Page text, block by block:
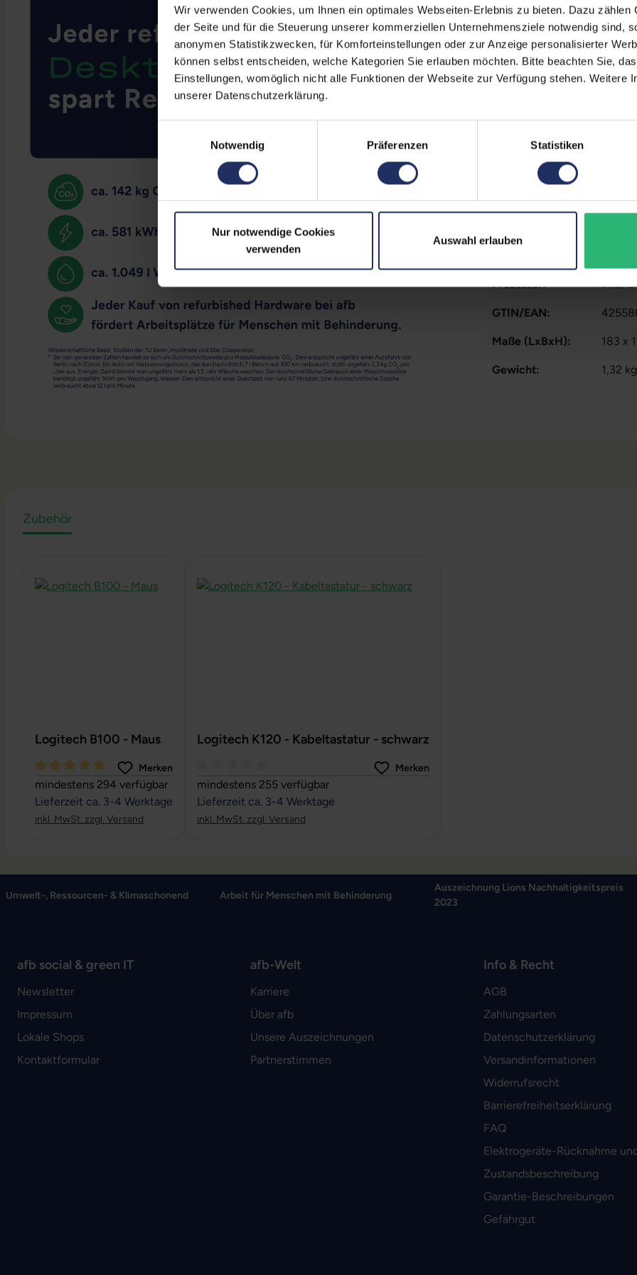
Wir verwenden Cookies, um Ihnen ein optimales Webseiten-Erlebnis zu bieten. Dazu zählen
der Seite und für die Steuerung unserer kommerziellen Unternehmensziele notwendig sind,
anonymen Statistikzwecken, für Komforteinstellungen oder zur Anzeige personalisierter
können selbst entscheiden, welche Kategorien Sie erlauben möchten. Bitte beachten Sie,
Einstellungen, womöglich nicht alle Funktionen der Webseite zur Verfügung stehen. Weitere
unserer Datenschutzerklärung.
Notwendig
Präferenzen Statistiken
Nur notwendige Cookies
verwenden
Auswahl erlauben
Onboard-Grafik: Intel®
CPU Generation: 8
Schnittstellen: 1x
Prozessorkerne:
Betriebssystem:
Partnerprogramm: Ja
Prozessor: Intel
GTIN/EAN:
Maße (LxBxH): 183 x
Gewicht: 1,32 kg
Zubehör
Logitech B100 - Maus
Durchschnittliche Bewertung von 5 von 5 Sternen
Merken
mindestens 294 verfügbar
Lieferzeit ca. 3-4 Werktage
inkl. MwSt. zzgl. Versand
Logitech K120 - Kabeltastatur - schwarz
Durchschnittliche Bewertung von 0 von 5 Sternen
Merken
mindestens 255 verfügbar
Lieferzeit ca. 3-4 Werktage
inkl. MwSt. zzgl. Versand
Umwelt-, Ressourcen- & Klimaschonend Arbeit für Menschen mit Behinderung
Auszeichnung Lions Nachhaltigkeitspreis
2023
afb social & green IT
Newsletter
Impressum
Lokale Shops
Kontaktformular
afb-Welt
Karriere
Über afb
Unsere Auszeichnungen
Partnerstimmen
Info & Recht
AGB
Zahlungsarten
Datenschutzerklärung
Versandinformationen
Widerrufsrecht
Barrierefreiheitserklärung
FAQ
Elektrogeräte-Rücknahme
Zustandsbeschreibung
Garantie-Beschreibungen
Gefahrgut